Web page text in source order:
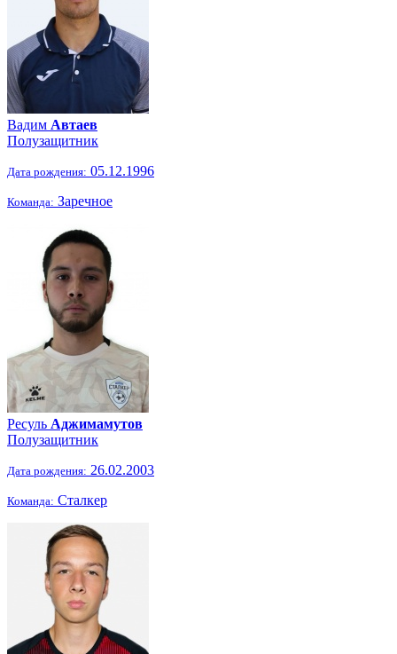
Вадим Автаев
Полузащитник
Дата рождения: 05.12.1996
Команда: Заречное
Ресуль Аджимамутов
Полузащитник
Дата рождения: 26.02.2003
Команда: Сталкер